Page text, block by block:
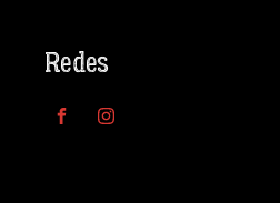
Redes